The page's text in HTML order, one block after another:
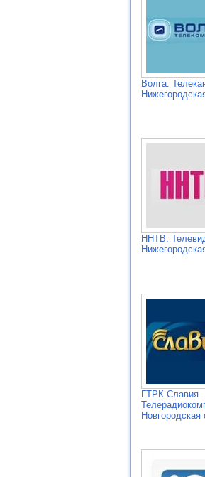
Волга.
ННТВ.
ГТРК Славия.
Новгородская